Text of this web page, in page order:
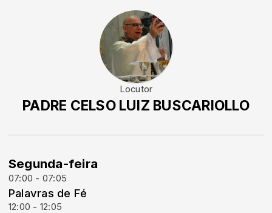
Locutor
PADRE CELSO LUIZ BUSCARIOLLO
Segunda-feira
07:00 - 07:05
Palavras de Fé
12:00 - 12:05